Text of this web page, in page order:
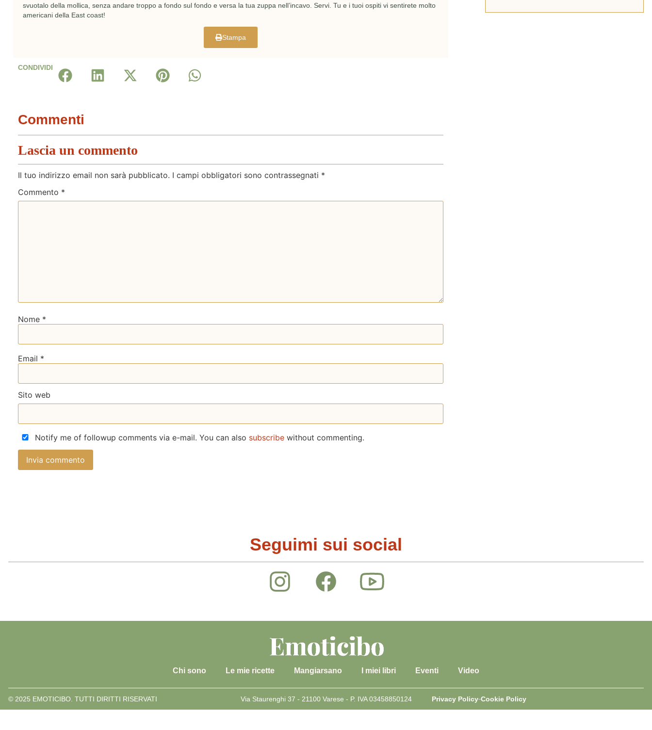
svuotalo della mollica, senza andare troppo a fondo sul fondo e versa la tua zuppa nell’incavo. Servi. Tu e i tuoi ospiti vi sentirete molto
americani della East coast!
Stampa
CONDIVIDI
Commenti
Lascia un commento
Il tuo indirizzo email non sarà pubblicato. I campi obbligatori sono contrassegnati *
Commento *
Nome *
Email *
Sito web
Notify me of followup comments via e-mail. You can also subscribe without commenting.
Seguimi sui social
Chi sono Le mie ricette Mangiarsano I miei libri Eventi Video
© 2025 EMOTICIBO. TUTTI DIRITTI RISERVATI Via Staurenghi 37 - 21100 Varese - P. IVA 03458850124 Privacy Policy Cookie Policy